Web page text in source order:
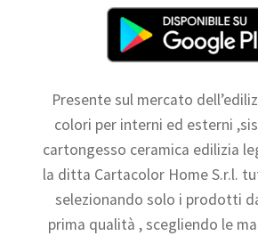
Presente sul mercato
colori per interni ed esterni
cartongesso ceramica edilizia
la ditta Cartacolor Home S.r.l.
selezionando solo i prodotti
prima qualità , scegliendo le